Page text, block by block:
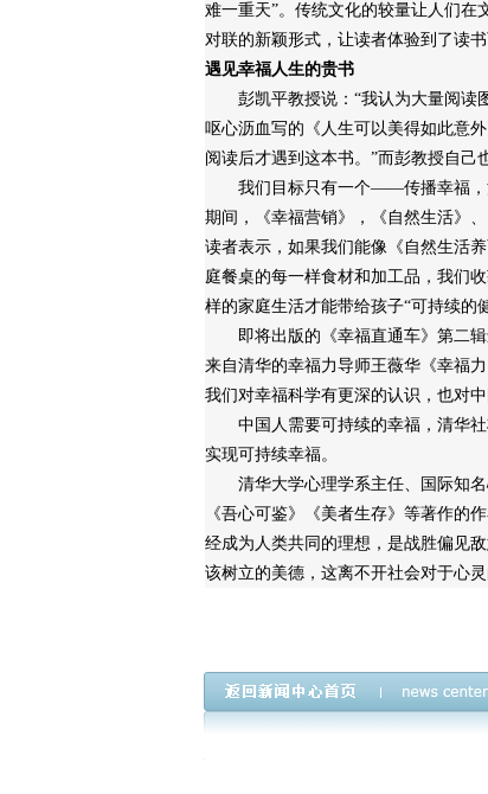
难一重天”。传统文化的较量让人们在
对联的新颖形式，让读者体验到了读
遇见幸福人生的贵书
彭凯平教授说：“我认为大量阅读
呕心沥血写的《人生可以美得如此意
阅读后才遇到这本书。”而彭教授自己
我们目标只有一个——传播幸福，清
期间，《幸福营销》，《自然生活》
读者表示，如果我们能像《自然生活
庭餐桌的每一样食材和加工品，我们
样的家庭生活才能带给孩子“可持续的
即将出版的《幸福直通车》第二辑
来自清华的幸福力导师王薇华《幸福
我们对幸福科学有更深的认识，也对
中国人需要可持续的幸福，清华社
实现可持续幸福。
清华大学心理学系主任、国际知名
《吾心可鉴》《美者生存》等著作的
经成为人类共同的理想，是战胜偏见
该树立的美德，这离不开社会对于心